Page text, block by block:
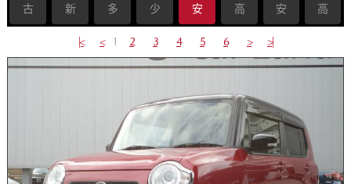
古 新 多 少 安 高 安 高
|< < 1 2 3 4 5 6 > >|